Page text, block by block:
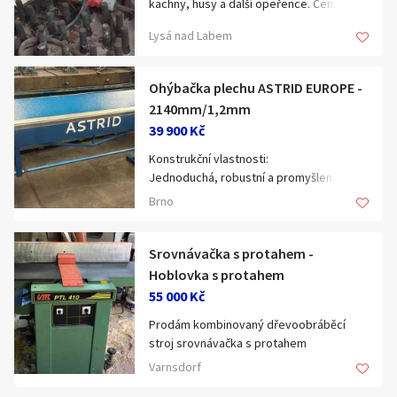
dlažebních kostek
Cena k jednání
kachny, husy a další opeřence. Cena k
Lysá nad Labem
Ohýbačka plechu ASTRID EUROPE -
2140mm/1,2mm
39 900 Kč
Konstrukční vlastnosti:
Jednoduchá, robustní a promyšlená
konstrukce
Moderní technologie ohýbání – bez
nutnosti použití napínacích mechanismů
Všechny rotující části jsou osazeny
Technické parametry:
Úzká ohýbací lišta – 24 mm
Brno
Srovnávačka s protahem -
Hoblovka s protahem
55 000 Kč
Prodám kombinovaný dřevoobráběcí
stroj srovnávačka s protahem
Prodám kvalitní kombinaci srovnávačky s
Varnsdorf